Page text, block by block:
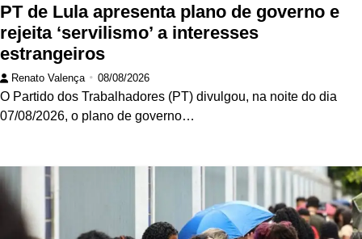
PT de Lula apresenta plano de governo e
rejeita ‘servilismo’ a interesses
estrangeiros
Renato Valença 08/08/2026
O Partido dos Trabalhadores (PT) divulgou, na noite do dia
07/08/2026, o plano de governo…